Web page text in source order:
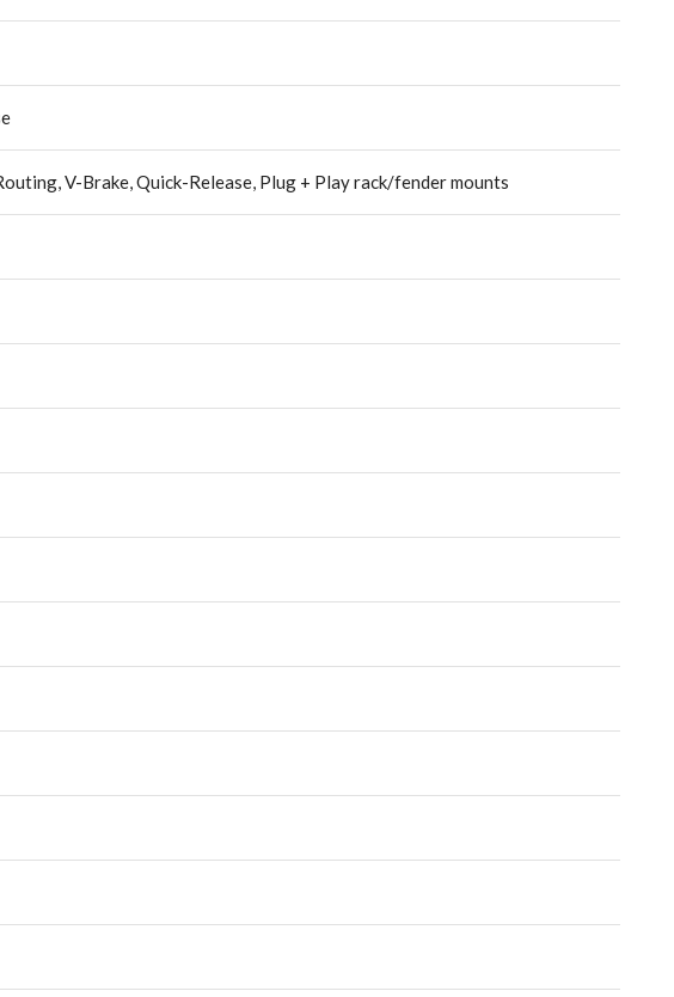
V-Brake, Quick-Release, Plug + Play rack/fender mounts